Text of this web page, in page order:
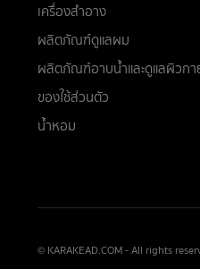
เครื่องสำอาง
ผลิตภัณฑ์ดูแลผม
ผลิตภัณฑ์อาบน้ำและดูแลผิวกา
ของใช้ส่วนตัว
น้ำหอม
© KARAKEAD.COM - All rights